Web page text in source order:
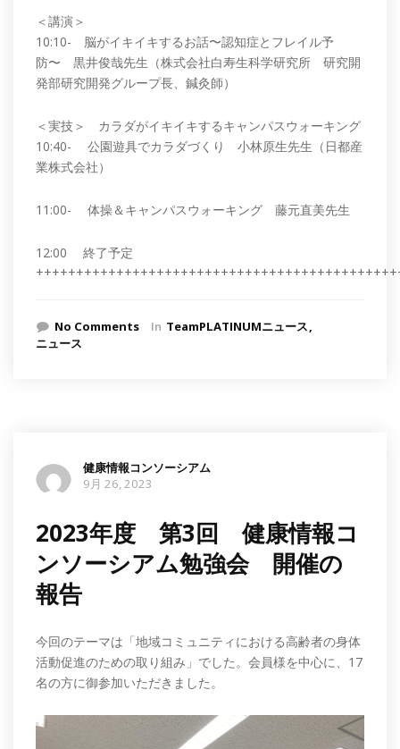
＜講演＞
10:10- 脳がイキイキするお話〜認知症とフレイル予
防〜 黒井俊哉先生（株式会社白寿生科学研究所 研究開
発部研究開発グループ長、鍼灸師）
＜実技＞ カラダがイキイキするキャンパスウォーキング
10:40- 公園遊具でカラダづくり 小林原生先生（日都産
業株式会社）
11:00- 体操＆キャンパスウォーキング 藤元直美先生
12:00 終了予定
No Comments In TeamPLATINUMニュース
ニュース
健康情報コンソーシアム
9月 26, 2023
2023年度 第3回 健康情報コ
ンソーシアム勉強会 開催の
報告
今回のテーマは「地域コミュニティにおける高齢者の身体
活動促進のための取り組み」でした。会員様を中心に、17
名の方に御参加いただきました。